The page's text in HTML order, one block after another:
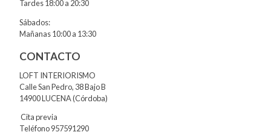
Tardes 18:00 a 20:30
Sábados:
Mañanas 10:00 a 13:30
CONTACTO
LOFT INTERIORISMO
Calle San Pedro, 38 Bajo B
14900 LUCENA (Córdoba)
Cita previa
Teléfono 957591290